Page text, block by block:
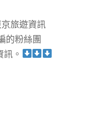
旅遊資訊
的粉絲團
。